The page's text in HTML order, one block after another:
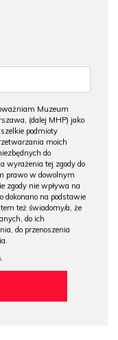
Muzeum
(dalej MHP) jako
podmioty
moich
do
wyrażenia tej zgody do
prawo w dowolnym
zgody nie wpływa na
dokonano na podstawie
też świadomy/a, że
do ich
do przenoszenia